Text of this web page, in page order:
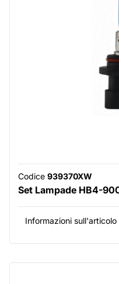
Codice 939370XW
Set Lampade HB4-
Informazioni sull'articolo